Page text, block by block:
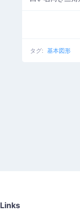
タグ: 基本図形
Links